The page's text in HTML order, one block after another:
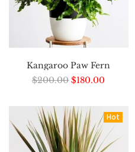
Kangaroo Paw Fern
$200.00 $180.00
Hot